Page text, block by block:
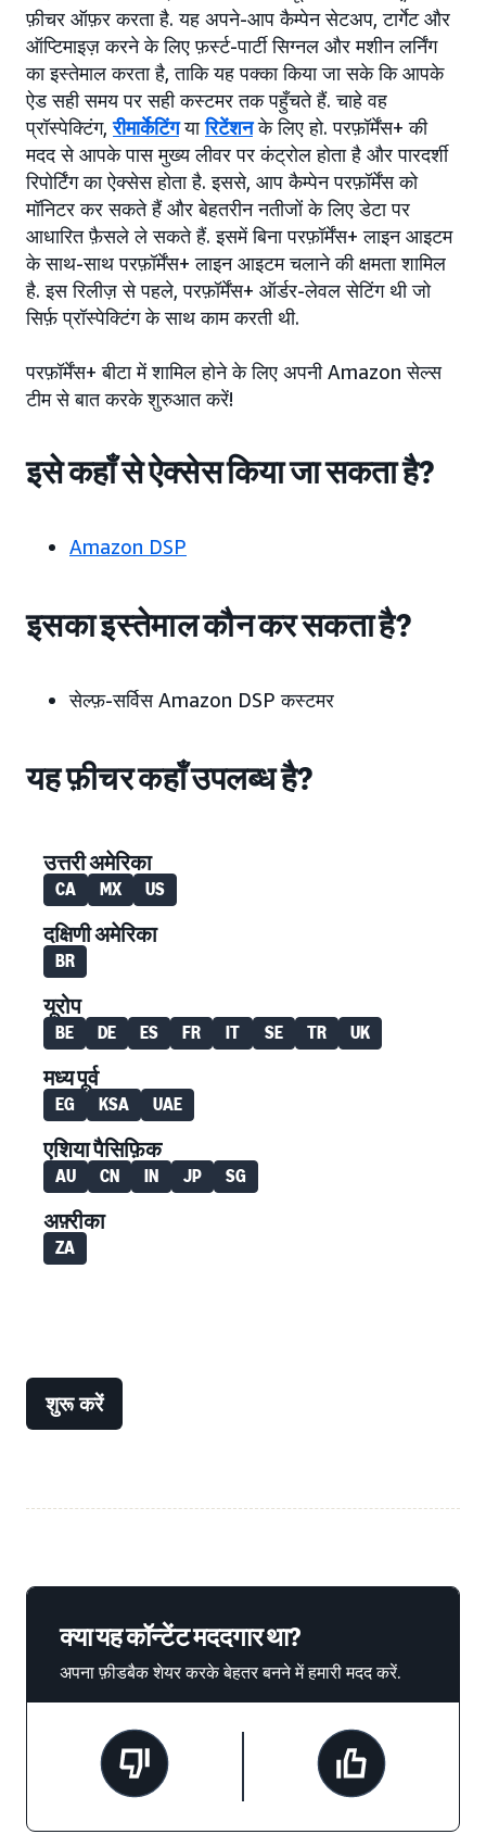
फ़ीचर ऑफ़र करता है. यह अपने-आप कैम्पेन सेटअप, टार्गेट और
ऑप्टिमाइज़ करने के लिए फ़र्स्ट-पार्टी सिग्नल और मशीन लर्निंग
का इस्तेमाल करता है, ताकि यह पक्का किया जा सके कि आपके
ऐड सही समय पर सही कस्टमर तक पहुँचते हैं. चाहे वह
प्रॉस्पेक्टिंग,रीमार्केटिंगयारिटेंशनके लिए हो. परफ़ॉर्मेंस+ की
मदद से आपके पास मुख्य लीवर पर कंट्रोल होता है और पारदर्शी
रिपोर्टिंग का ऐक्सेस होता है. इससे, आप कैम्पेन परफ़ॉर्मेंस को
मॉनिटर कर सकते हैं और बेहतरीन नतीजों के लिए डेटा पर
आधारित फ़ैसले ले सकते हैं. इसमें बिना परफ़ॉर्मेंस+ लाइन आइटम
के साथ-साथ परफ़ॉर्मेंस+ लाइन आइटम चलाने की क्षमता शामिल
है. इस रिलीज़ से पहले, परफ़ॉर्मेंस+ ऑर्डर-लेवल सेटिंग थी जो
सिर्फ़ प्रॉस्पेक्टिंग के साथ काम करती थी.
परफ़ॉर्मेंस+ बीटा में शामिल होने के लिए अपनी Amazon सेल्स
टीम से बात करके शुरुआत करें!
इसे कहाँ से ऐक्सेस किया जा सकता है?
Amazon DSP
इसका इस्तेमाल कौन कर सकता है?
सेल्फ़-सर्विस Amazon DSP कस्टमर
यह फ़ीचर कहाँ उपलब्ध है?
उत्तरी अमेरिका
CA MX US
दक्षिणी अमेरिका
BR
यूरोप
BE DE ES FR IT SE TR UK
मध्य पूर्व
EG KSA UAE
एशिया पैसिफ़िक
AU CN IN JP SG
अफ़्रीका
ZA
शुरू करें
क्या यह कॉन्टेंट मददगार था?
अपना फ़ीडबैक शेयर करके बेहतर बनने में हमारी मदद करें.